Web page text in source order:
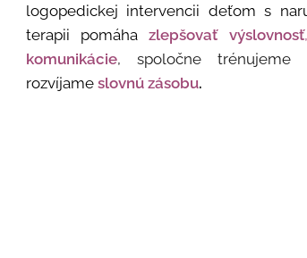
logopedickej intervencii deťom s
terapii pomáha
zlepšovať výslovnosť,
komunikácie, spoločne trénujeme
rozvíjame slovnú zásobu.